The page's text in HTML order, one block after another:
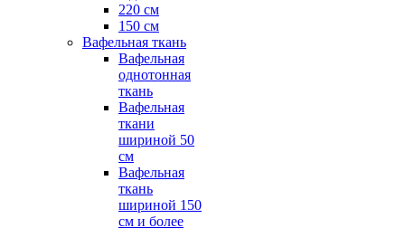
220 см
150 см
Вафельная ткань
Вафельная
однотонная
ткань
Вафельная
ткани
шириной 50
см
Вафельная
ткань
шириной 150
см и более